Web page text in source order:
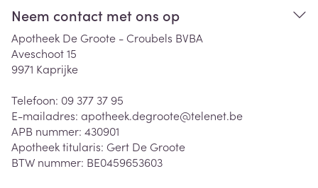
Neem contact met ons op
Apotheek De Groote - Croubels BVBA
Aveschoot 15
9971 Kaprijke
Telefoon: 09 377 37 95
E-mailadres: apotheek.degroote@telenet.be
APB nummer: 430901
Apotheek titularis: Gert De Groote
BTW nummer: BE0459653603